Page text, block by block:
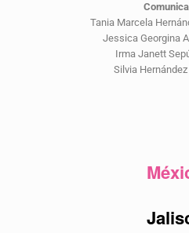
Tania Marcela
Jessica Georgina
Irma Janett
Silvia